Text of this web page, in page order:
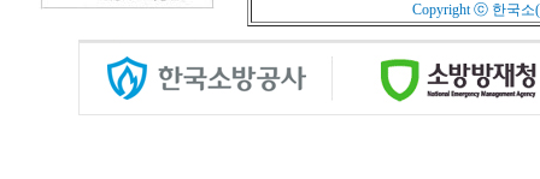
Copyright ⓒ 한국소